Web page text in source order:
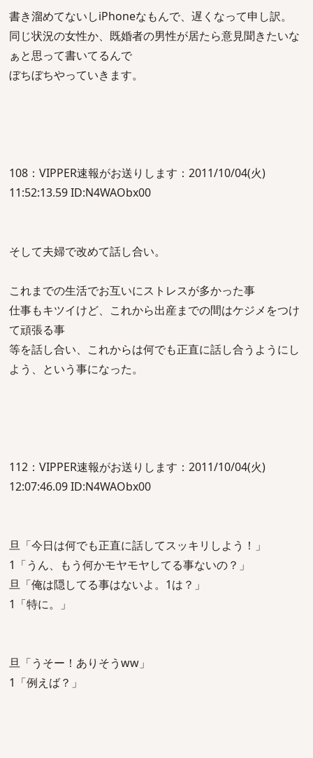
書き溜めてないしiPhoneなもんで、遅くなって申し訳。
同じ状況の女性か、既婚者の男性が居たら意見聞きたいな
ぁと思って書いてるんで
ぼちぼちやっていきます。
108：VIPPER速報がお送りします：2011/10/04(火)
11:52:13.59 ID:N4WAObx00
そして夫婦で改めて話し合い。
これまでの生活でお互いにストレスが多かった事
仕事もキツイけど、これから出産までの間はケジメをつけ
て頑張る事
等を話し合い、これからは何でも正直に話し合うようにし
よう、という事になった。
112：VIPPER速報がお送りします：2011/10/04(火)
12:07:46.09 ID:N4WAObx00
旦「今日は何でも正直に話してスッキリしよう！」
1「うん、もう何かモヤモヤしてる事ないの？」
旦「俺は隠してる事はないよ。1は？」
1「特に。」
旦「うそー！ありそうww」
1「例えば？」